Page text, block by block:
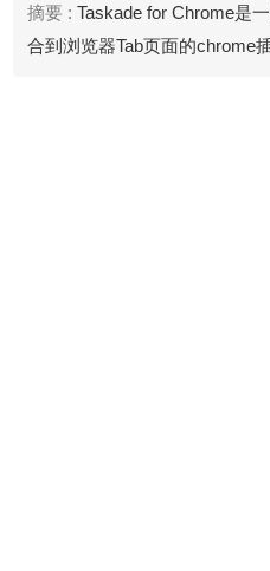
摘要 : Taskade for Chrome是
合到浏览器Tab页面的chrome插